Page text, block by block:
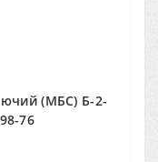
(МБС) Б-2-
76